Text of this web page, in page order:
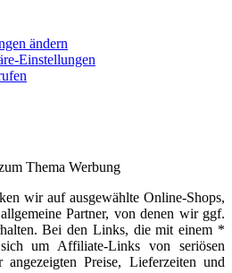
ändern
Einstellungen
Thema Werbung
wir auf ausgewählte Online-Shops,
Partner, von denen wir ggf.
Bei den Links, die mit einem *
um Affiliate-Links von seriösen
Preise, Lieferzeiten und